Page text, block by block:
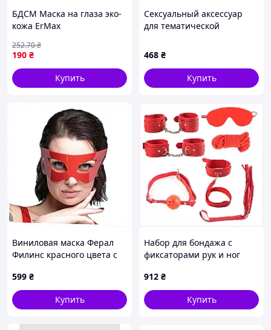
БДСМ Маска на глаза эко-
кожа ErMax
190 ₴
252.70₴
Купить
Сексуальный аксессуар
для тематической
468 ₴
Купить
Виниловая маска Ферал
Филинс красного цвета с
599 ₴
Купить
Набор для бондажа с
фиксаторами рук и ног
912 ₴
Купить